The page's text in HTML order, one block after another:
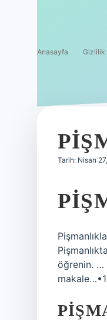
Anasayfa Gizlilik
Tarih: Nisan
öğrenin. …